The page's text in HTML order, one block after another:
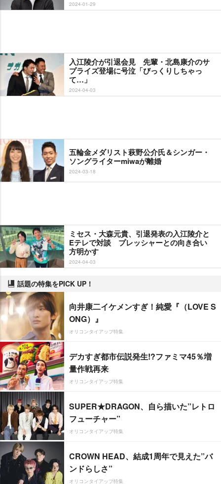
2024-01-29
入江陵介が引退会見 先輩・北島康介のサ
プライズ登場に号泣「びっくりしちゃっ
て…」
2024-04-03
五輪金メダリスト萩野公介氏＆シンガー・
ソングライターmiwaが離婚
2024-03-18
ミセス・大森元貴、引退発表の入江陵介と
Eテレで対談 プレッシャーとの向き合い
方明かす
2024-04-03
話題の特集をPICK UP！
向井康二イケメンすぎ！純愛『（LOVE S
ONG）』
オリコンタイアップ特集
デカすぎ都市伝説発生!?ファミマ45％増
量作戦再来
オリコンタイアップ特集
SUPER★DRAGON、自ら描いた”レトロ
フューチャー”
オリコンタイアップ特集
CROWN HEAD、結成1周年で見えた”バ
ンドらしさ”
オリコンタイアップ特集